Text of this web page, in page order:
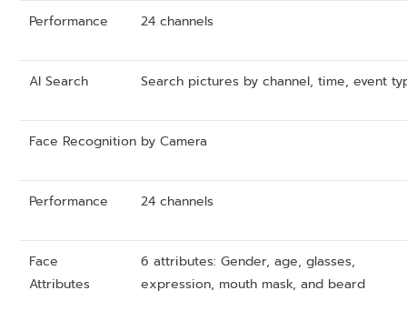
Performance 24 channels
AI Search Search pictures by channel, time, event
Face Recognition by Camera
Performance 24 channels
Face
Attributes
6 attributes: Gender, age, glasses,
expression, mouth mask, and beard